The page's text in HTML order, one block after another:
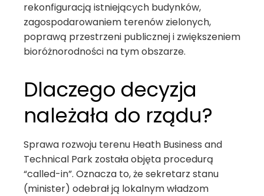
rekonfiguracją istniejących budynków,
zagospodarowaniem terenów zielonych,
poprawą przestrzeni publicznej i zwiększeniem
bioróżnorodności na tym obszarze.
Dlaczego decyzja
należała do rządu?
Sprawa rozwoju terenu Heath Business and
Technical Park została objęta procedurą
“called-in”. Oznacza to, że sekretarz stanu
(minister) odebrał ją lokalnym władzom